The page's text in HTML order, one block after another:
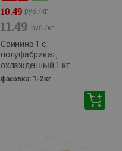
10.49 руб./кг
11.49 руб./кг
Свинина 1 с.
полуфабрикат,
охлажденный 1 кг
фасовка: 1-2кг